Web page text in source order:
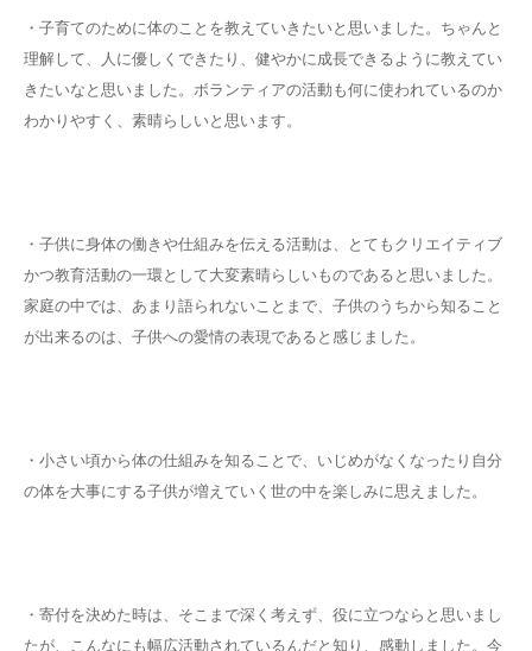
・子育てのために体のことを教えていきたいと思いました。ちゃんと
理解して、人に優しくできたり、健やかに成長できるように教えてい
きたいなと思いました。ボランティアの活動も何に使われているのか
わかりやすく、素晴らしいと思います。
・子供に身体の働きや仕組みを伝える活動は、とてもクリエイティブ
かつ教育活動の一環として大変素晴らしいものであると思いました。
家庭の中では、あまり語られないことまで、子供のうちから知ること
が出来るのは、子供への愛情の表現であると感じました。
・小さい頃から体の仕組みを知ることで、いじめがなくなったり自分
の体を大事にする子供が増えていく世の中を楽しみに思えました。
・寄付を決めた時は、そこまで深く考えず、役に立つならと思いまし
たが、こんなにも幅広活動されているんだと知り、感動しました。今